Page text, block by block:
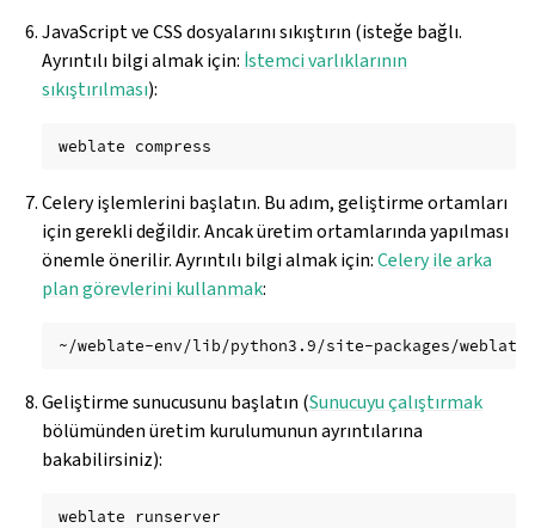
JavaScript ve CSS dosyalarını sıkıştırın (isteğe bağlı.
Ayrıntılı bilgi almak için: İstemci varlıklarının
sıkıştırılması):
weblate
Celery işlemlerini başlatın. Bu adım, geliştirme ortamları
için gerekli değildir. Ancak üretim ortamlarında yapılması
önemle önerilir. Ayrıntılı bilgi almak için:Celery ile arka
plan görevlerini kullanmak:
~/weblate-env/lib/python3.9/site-packages/
Geliştirme sunucusunu başlatın (Sunucuyu çalıştırmak
bölümünden üretim kurulumunun ayrıntılarına
bakabilirsiniz):
weblate